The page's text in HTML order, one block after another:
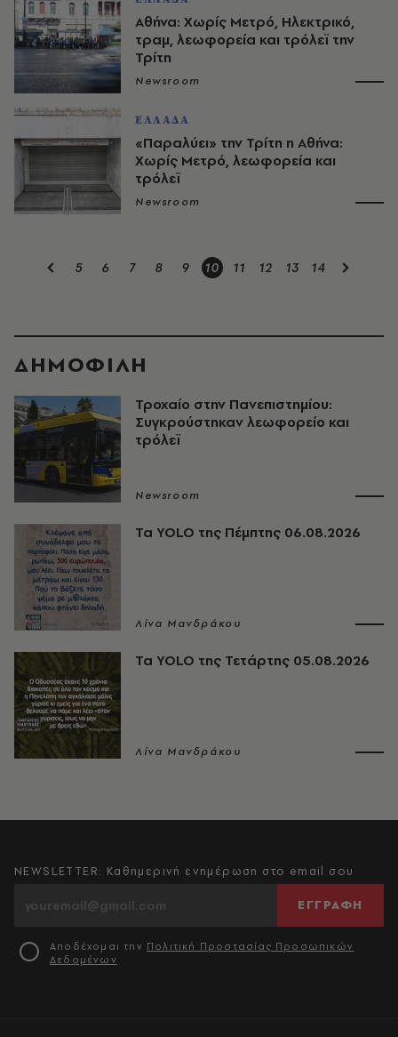
Αθήνα: Χωρίς Μετρό, Ηλεκτρικό,
τραμ, λεωφορεία και τρόλεϊ την
Τρίτη
Newsroom
ΕΛΛΑΔΑ
«Παραλύει» την Τρίτη η Αθήνα:
Χωρίς Μετρό, λεωφορεία και
τρόλεϊ
Newsroom
5 6 7 8 9 10 11 12 13 14
ΔΗΜΟΦΙΛΗ
Τροχαίο στην Πανεπιστημίου:
Συγκρούστηκαν λεωφορείο και
τρόλεϊ
Newsroom
Τα YOLO της Πέμπτης 06.08.2026
Λίνα Μανδράκου
Τα YOLO της Τετάρτης 05.08.2026
Λίνα Μανδράκου
NEWSLETTER: Καθημερινή ενημέρωση στο email σου
ΕΓΓΡΑΦΗ
Αποδέχομαι την Πολιτική Προστασίας Προσωπικών
Δεδομένων